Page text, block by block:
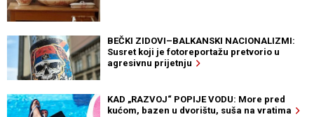
BEČKI ZIDOVI–BALKANSKI NACIONALIZMI:
Susret koji je fotoreportažu pretvorio u
agresivnu prijetnju
KAD „RAZVOJ“ POPIJE VODU: More pred
kućom, bazen u dvorištu, suša na vratima